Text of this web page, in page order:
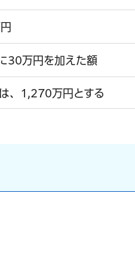
30万円を加えた額
、1,270万円とする